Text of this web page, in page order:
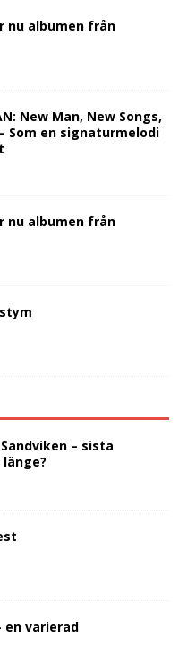
nu albumen från
New Man, New Songs,
Som en signaturmelodi
nu albumen från
– sista
en varierad